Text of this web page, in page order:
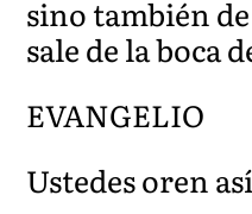
sino también
sale de la boca
EVANGELIO
Ustedes oren